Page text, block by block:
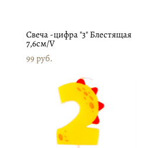
Свеча -цифра "3" Блестящая
7,6см/V
99 pуб.